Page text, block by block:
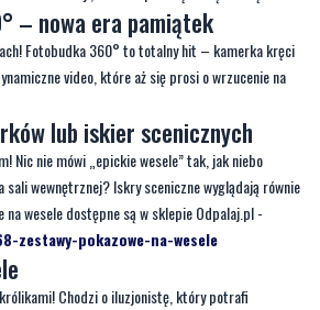
– nowa era pamiątek
Fotobudka 360° to totalny hit – kamerka kręci
video, które aż się prosi o wrzucenie na
lub iskier scenicznych
Nic nie mówi „epickie wesele” tak, jak niebo
sali wewnętrznej? Iskry sceniczne wyglądają równie
na wesele dostępne są w sklepie Odpalaj.pl -
pokazowe-na-wesele
Chodzi o iluzjonistę, który potrafi